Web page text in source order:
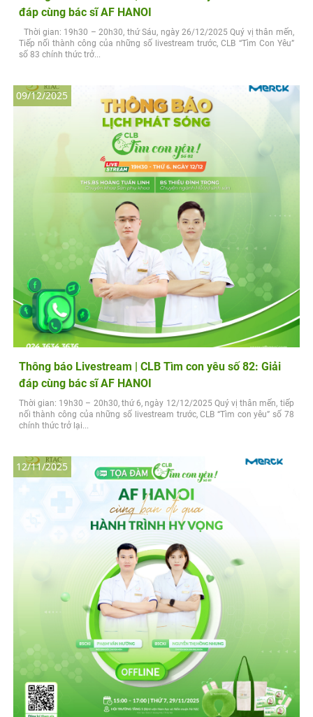
đáp cùng bác sĩ AF HANOI
Thời gian: 19h30 – 20h30, thứ Sáu, ngày 26/12/2025 Quý vị thân mến,
Tiếp nối thành công của những số livestream trước, CLB “Tìm Con Yêu”
số 83 chính thức trở...
Thông báo Livestream | CLB Tìm con yêu số 82: Giải
đáp cùng bác sĩ AF HANOI
Thời gian: 19h30 – 20h30, thứ 6, ngày 12/12/2025 Quý vị thân mến, tiếp
nối thành công của những số livestream trước, CLB “Tìm con yêu” số 78
chính thức trở lại...
09/12/2025
12/11/2025